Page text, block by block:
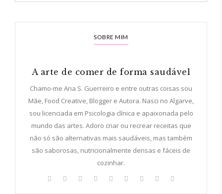
SOBRE MIM
A arte de comer de forma saudável
Chamo-me Ana S. Guerreiro e entre outras coisas sou
Mãe, Food Creative, Blogger e Autora. Nasci no Algarve,
sou licenciada em Psicologia clínica e apaixonada pelo
mundo das artes. Adoro criar ou recrear receitas que
não só são alternativas mais saudáveis, mas também
são saborosas, nutricionalmente densas e fáceis de
cozinhar.